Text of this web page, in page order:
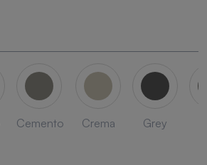
Cemento Crema Grey